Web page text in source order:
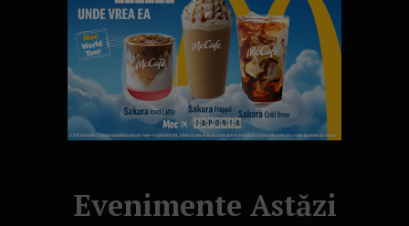
Evenimente Astăzi